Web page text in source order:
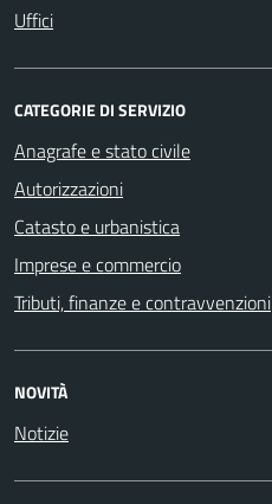
Uffici
CATEGORIE DI SERVIZIO
Anagrafe e stato civile
Autorizzazioni
Catasto e urbanistica
Imprese e commercio
Tributi, finanze e contravvenzioni
NOVITÀ
Notizie